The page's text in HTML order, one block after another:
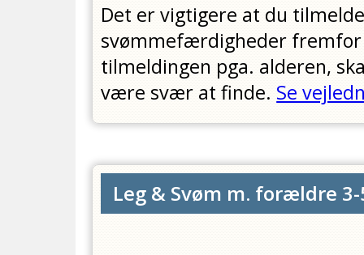
Det er vigtigere at du
svømmefærdigheder
tilmeldingen pga. alderen,
være svær at finde. Se
Leg & Svøm m. forældre